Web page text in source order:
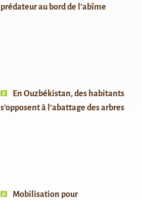
prédateur au bord de l’abîme
En Ouzbékistan, des habitants
s’opposent à l’abattage des arbres
Mobilisation pour